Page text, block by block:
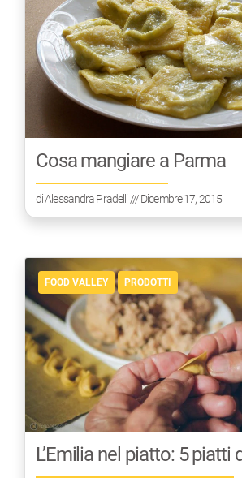
Cosa mangiare a Parma
diAlessandra Pradelli /// Dicembre 17, 2015
FOOD VALLEY PRODOTTI
L’Emilia nel piatto: 5 piatti